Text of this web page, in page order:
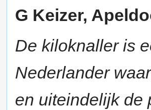
G Keizer,
De kiloknaller is
Nederlander
en uiteindelijk de